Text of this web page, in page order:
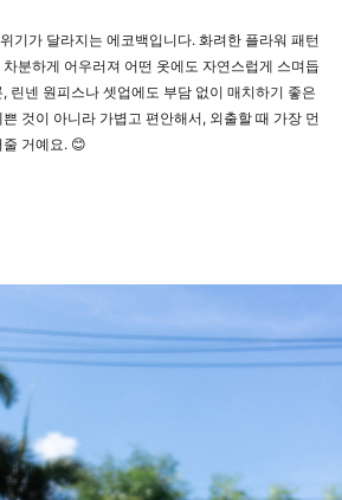
기가 달라지는 에코백입니다. 화려한 플라워 패턴
분하게 어우러져 어떤 옷에도 자연스럽게 스며듭
린넨 원피스나 셋업에도 부담 없이 매치하기 좋은
것이 아니라 가볍고 편안해서, 외출할 때 가장 먼
거예요. 😊